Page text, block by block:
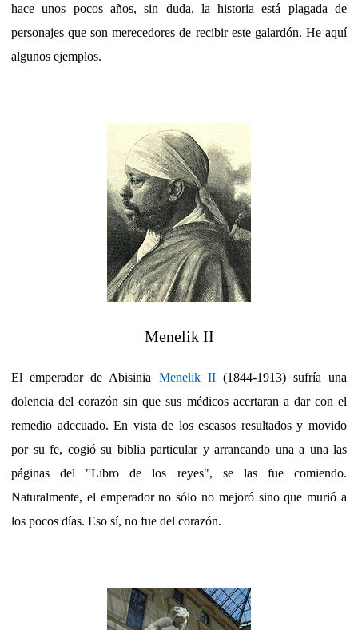
hace unos pocos años, sin duda, la historia está plagada de
personajes que son merecedores de recibir este galardón. He aquí
algunos ejemplos.
Menelik II
El emperador de Abisinia Menelik II(1844-1913) sufría una
dolencia del corazón sin que sus médicos acertaran a dar con el
remedio adecuado. En vista de los escasos resultados y movido
por su fe, cogió su biblia particular y arrancando una a una las
páginas del "Libro de los reyes", se las fue comiendo.
Naturalmente, el emperador no sólo no mejoró sino que murió a
los pocos días. Eso sí, no fue del corazón.